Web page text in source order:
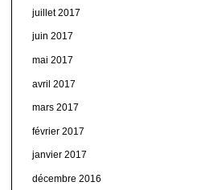
juillet 2017
juin 2017
mai 2017
avril 2017
mars 2017
février 2017
janvier 2017
décembre 2016